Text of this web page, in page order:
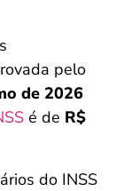
pelo
de 2026
é de R$
do INSS